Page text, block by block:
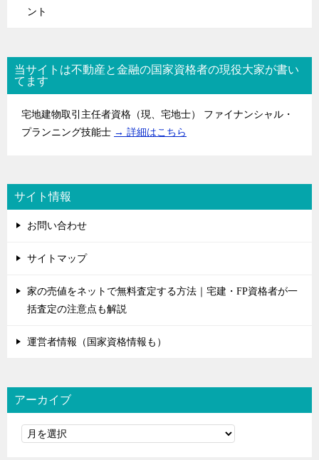
ント
当サイトは不動産と金融の国家資格者の現役大家が書い
てます
宅地建物取引主任者資格（現、宅地士） ファイナンシャル・
プランニング技能士 → 詳細はこちら
サイト情報
お問い合わせ
サイトマップ
家の売値をネットで無料査定する方法｜宅建・FP資格者が一
括査定の注意点も解説
運営者情報（国家資格情報も）
アーカイブ